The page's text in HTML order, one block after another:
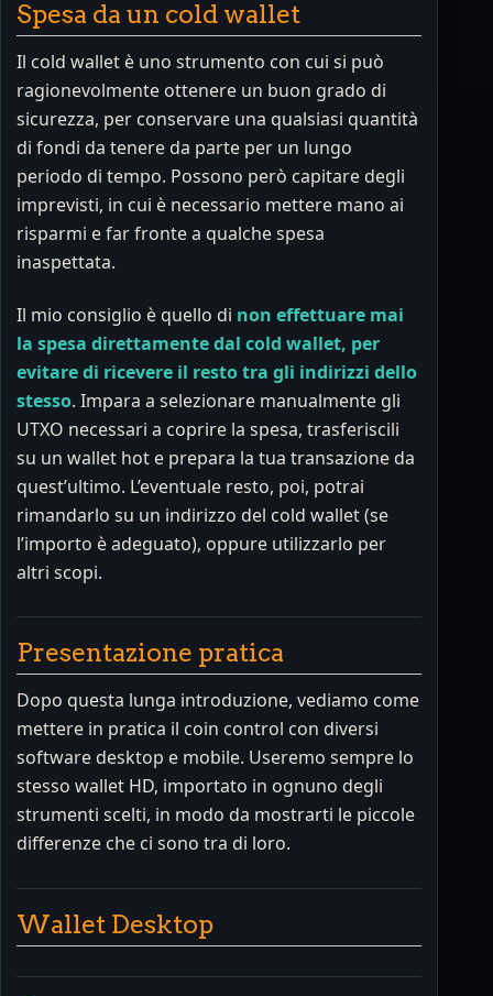
Spesa da un cold wallet
Il cold wallet è uno strumento con cui si può
ragionevolmente ottenere un buon grado di
sicurezza, per conservare una qualsiasi quantità
di fondi da tenere da parte per un lungo
periodo di tempo. Possono però capitare degli
imprevisti, in cui è necessario mettere mano ai
risparmi e far fronte a qualche spesa
inaspettata.
Il mio consiglio è quello di non effettuare mai
la spesa direttamente dal cold wallet, per
evitare di ricevere il resto tra gli indirizzi dello
stesso. Impara a selezionare manualmente gli
UTXO necessari a coprire la spesa, trasferiscili
su un wallet hot e prepara la tua transazione da
quest’ultimo. L’eventuale resto, poi, potrai
rimandarlo su un indirizzo del cold wallet (se
l’importo è adeguato), oppure utilizzarlo per
altri scopi.
Presentazione pratica
Dopo questa lunga introduzione, vediamo come
mettere in pratica il coin control con diversi
software desktop e mobile. Useremo sempre lo
stesso wallet HD, importato in ognuno degli
strumenti scelti, in modo da mostrarti le piccole
differenze che ci sono tra di loro.
Wallet Desktop